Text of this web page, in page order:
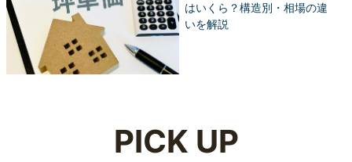
はいくら？構造別・相場の違
いを解説
PICK UP